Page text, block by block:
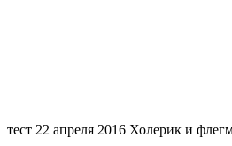
тест 22 апреля 2016 Холерик и